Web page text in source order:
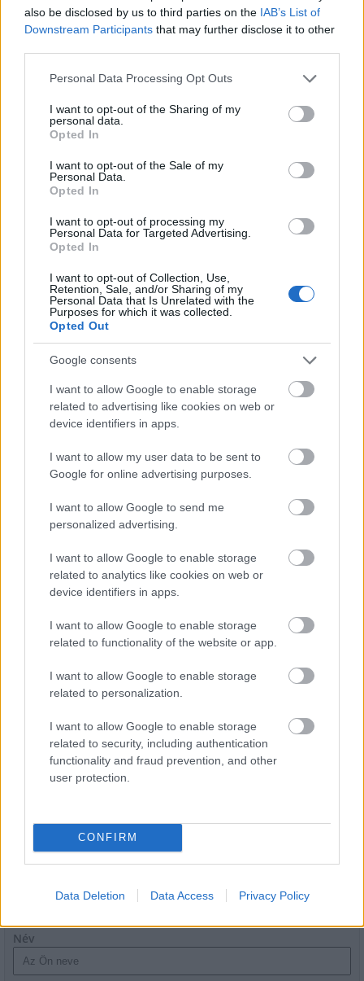
also be disclosed by us to third parties on the IAB’s List of
Downstream Participants that may further disclose it to other
Please note that this website/app uses one or more Google
not limited to your visit or usage behaviour. You may click to
grant or deny consent to Google and its third-party tags to
use your data for below specified purposes in below Google
consent section.
Personal Data Processing Opt Outs
I want to opt-out of the Sharing of my
personal data.
Opted In
I want to opt-out of the Sale of my
Personal Data.
Opted In
I want to opt-out of processing my
Personal Data for Targeted Advertising.
Opted In
I want to opt-out of Collection, Use,
Retention, Sale, and/or Sharing of my
Personal Data that Is Unrelated with the
Purposes for which it was collected.
Opted Out
Google consents
I want to allow Google to enable storage
related to advertising like cookies on web or
device identifiers in apps.
I want to allow my user data to be sent to
Google for online advertising purposes.
I want to allow Google to send me
personalized advertising.
I want to allow Google to enable storage
related to analytics like cookies on web or
device identifiers in apps.
I want to allow Google to enable storage
related to functionality of the website or app.
I want to allow Google to enable storage
related to personalization.
I want to allow Google to enable storage
related to security, including authentication
functionality and fraud prevention, and other
user protection.
CONFIRM
Data Deletion Data Access Privacy Policy
M1 bővítés: már zajlik a teljesen új Bicske Kelet
csomópont építése
Tizenegy meglévő csomópontot korszerűsít és négy új,
bővítésénél.
csomópont épül Angyalföldön
Másfélszeresére bővítik
Hódmezővásárhely jó hírű református
Látványos építési szakasz indult be a
Flórián téri felüljárón
Paks II.: Mit jelent az 5. blokk új
mérföldköve a felülvizsgálat
HÍRLEVÉL
Név